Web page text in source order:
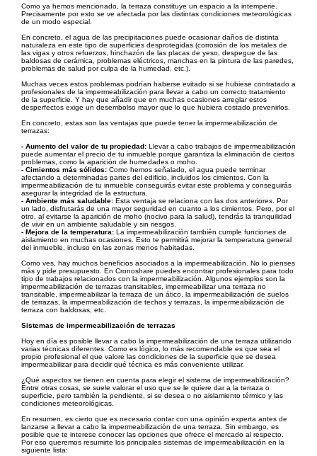
Como ya hemos mencionado, la terraza constituye un espacio a la intemperie.
Precisamente por esto se ve afectada por las distintas condiciones meteorológicas
de un modo especial.
En concreto, el agua de las precipitaciones puede ocasionar daños de distinta
naturaleza en este tipo de superficies desprotegidas (corrosión de los metales de
las vigas y otros refuerzos, hinchazón de las placas de yeso, despegue de las
baldosas de cerámica, problemas eléctricos, manchas en la pintura de las paredes,
problemas de salud por culpa de la humedad, etc.).
Muchas veces estos problemas podrían haberse evitado si se hubiese contratado a
profesionales de la impermeabilización para llevar a cabo un correcto tratamiento
de la superficie. Y hay que añadir que en muchas ocasiones arreglar estos
desperfectos exige un desembolso mayor que lo que hubiera costado prevenirlos.
En concreto, estas son las ventajas que puede tener la impermeabilización de
terrazas:
- Aumento del valor de tu propiedad: Llevar a cabo trabajos de impermeabilización
puede aumentar el precio de tu inmueble porque garantiza la eliminación de ciertos
problemas, como la aparición de humedades o moho.
- Cimientos más sólidos: Como hemos señalado, el agua puede terminar
afectando a determinadas partes del edificio, incluidos los cimientos. Con la
impermeabilización de tu inmueble conseguirás evitar este problema y conseguirás
asegurar la integridad de la estructura.
- Ambiente más saludable: Esta ventaja se relaciona con las dos anteriores. Por
un lado, disfrutarás de una mayor seguridad en cuanto a los cimientos. Pero, por el
otro, al evitarse la aparición de moho (nocivo para la salud), tendrás la tranquilidad
de vivir en un ambiente saludable y sin riesgos.
- Mejora de la temperatura: La impermeabilización también cumple funciones de
aislamiento en muchas ocasiones. Esto te permitirá mejorar la temperatura general
del inmueble, incluso en las zonas menos habitadas.
Como ves, hay muchos beneficios asociados a la impermeabilización. No lo pienses
más y pide presupuesto. En Cronoshare puedes encontrar profesionales para todo
tipo de trabajos relacionados con la impermeabilización. Algunos ejemplos son la
impermeabilización de terrazas transitables, impermeabilizar una terraza no
transitable, impermeabilizar la terraza de un ático, la impermeabilización de suelos
de terrazas, la impermeabilización de techos y terrazas, la impermeabilización de
terraza con baldosas, etc.
Sistemas de impermeabilización de terrazas
Hoy en día es posible llevar a cabo la impermeabilización de una terraza utilizando
varias técnicas diferentes. Como es lógico, lo más recomendable es que sea el
propio profesional el que valore las condiciones de la superficie que se desea
impermeabilizar para decidir qué técnica es más conveniente utilizar.
¿Qué aspectos se tienen en cuenta para elegir el sistema de impermeabilización?
Entre otras cosas, se suele valorar el uso que se le quiere dar a la terraza o
superficie, pero también la pendiente, si se desea o no aislamiento térmico y las
condiciones meteorológicas.
En resumen, es cierto que es necesario contar con una opinión experta antes de
lanzarse a llevar a cabo la impermeabilización de una terraza. Sin embargo, es
posible que te interese conocer las opciones que ofrece el mercado al respecto.
Por eso queremos resumirte los principales sistemas de impermeabilización en la
siguiente lista: